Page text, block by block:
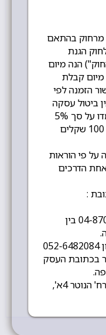
מרחוק בהתאם
סעיף 17ג (ג) לחוק הגנת
(להלן: "החוק") הנה מיום
קבלת
הזמנה לפי
ביטול עסקה
ע"פ סעיף 14 ה(ב)(1) לחוק יעמדו על סך 5%
ממחיר הנכס כהגדרתו בחוק או 100 שקלים
על פי הוראות
הדרכים
:
2. בהודעת פקס לטלפון: 04-8708201 בין
בכתובת העסק
5. בדואר רשום לכתובת העסק רח' הנוטר 4א',